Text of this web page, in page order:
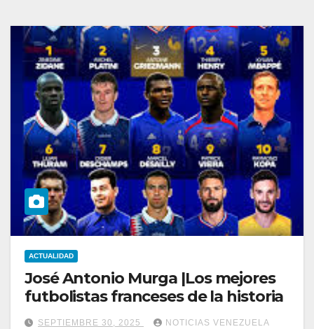
ACTUALIDAD
José Antonio Murga |Los mejores
futbolistas franceses de la historia
SEPTIEMBRE 30, 2025 NOTICIAS VENEZUELA